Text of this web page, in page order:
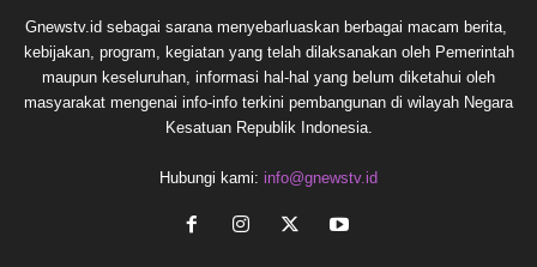
Gnewstv.id sebagai sarana menyebarluaskan berbagai macam berita,
kebijakan, program, kegiatan yang telah dilaksanakan oleh Pemerintah
maupun keseluruhan, informasi hal-hal yang belum diketahui oleh
masyarakat mengenai info-info terkini pembangunan di wilayah Negara
Kesatuan Republik Indonesia.
Hubungi kami: info@gnewstv.id